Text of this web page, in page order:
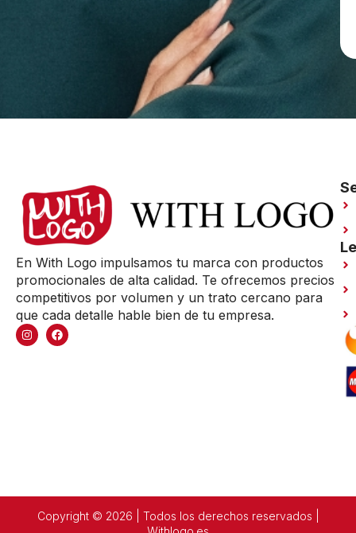
En With Logo impulsamos tu marca con productos
promocionales de alta calidad. Te ofrecemos precios
competitivos por volumen y un trato cercano para
que cada detalle hable bien de tu empresa.
Copyright © 2026 | Todos los derechos reservados |